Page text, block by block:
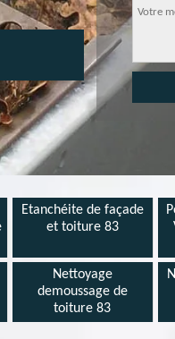
Etanchéite de façade
et toiture 83
Nettoyage
demoussage de
toiture 83